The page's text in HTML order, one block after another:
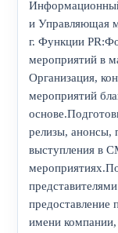
и Управляющая
г. Функции
мероприятий в
Организация,
мероприятий
релизы, анонсы,
выступления в
предоставление
имени